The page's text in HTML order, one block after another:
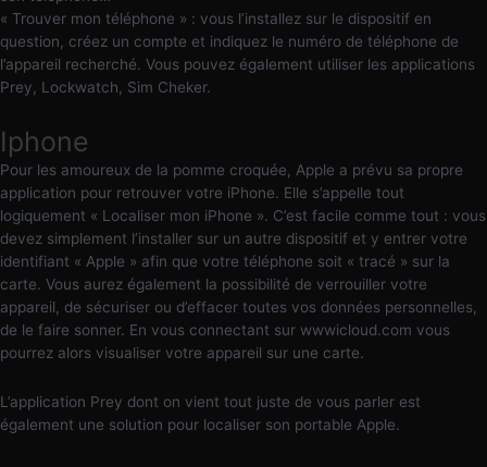
« Trouver mon téléphone » : vous l’installez sur le dispositif en
question, créez un compte et indiquez le numéro de téléphone de
l’appareil recherché. Vous pouvez également utiliser les applications
Prey, Lockwatch, Sim Cheker.
Iphone
Pour les amoureux de la pomme croquée, Apple a prévu sa propre
application pour retrouver votre iPhone. Elle s’appelle tout
logiquement « Localiser mon iPhone ». C’est facile comme tout : vous
devez simplement l’installer sur un autre dispositif et y entrer votre
identifiant « Apple » afin que votre téléphone soit « tracé » sur la
carte. Vous aurez également la possibilité de verrouiller votre
appareil, de sécuriser ou d’effacer toutes vos données personnelles,
de le faire sonner. En vous connectant sur wwwicloud.com vous
pourrez alors visualiser votre appareil sur une carte.
L’application Prey dont on vient tout juste de vous parler est
également une solution pour localiser son portable Apple.